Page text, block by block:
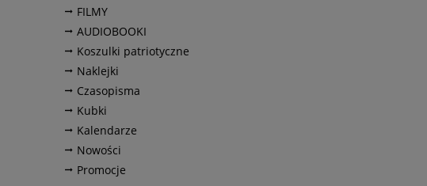
FILMY
AUDIOBOOKI
Koszulki patriotyczne
Naklejki
Czasopisma
Kubki
Kalendarze
Nowości
Promocje